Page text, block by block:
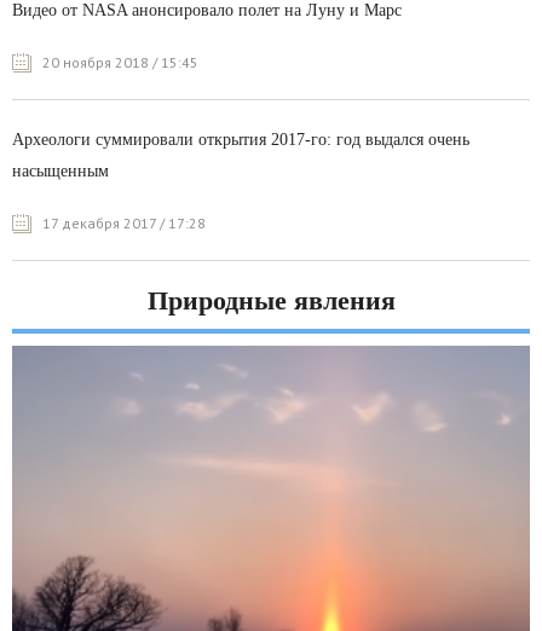
Видео от NASA анонсировало полет на Луну и Марс
20 ноября 2018 / 15:45
Археологи суммировали открытия 2017-го: год выдался очень
насыщенным
17 декабря 2017 / 17:28
Природные явления